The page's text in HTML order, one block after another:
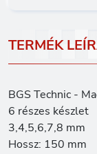
TERMÉK
BGS Technic -
6 részes készlet
3,4,5,6,7,8 mm
Hossz: 150 mm